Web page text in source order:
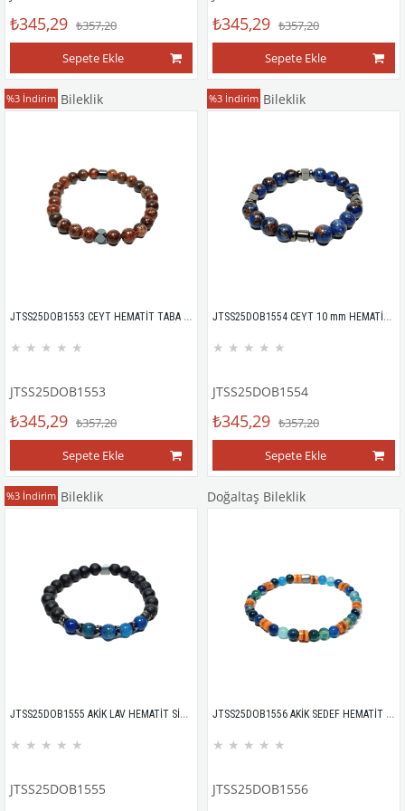
₺345,29 ₺357,20
Sepete Ekle
₺345,29 ₺357,20
Sepete Ekle
Doğaltaş Bileklik
JTSS25DOB1553 CEYT HEMATİT TABA JANTİ DOĞALTAŞ BİLEKLİK
★ ★ ★ ★ ★
JTSS25DOB1553
₺345,29 ₺357,20
Sepete Ekle
%3 İndirim Doğaltaş Bileklik
JTSS25DOB1554 CEYT 10 mm HEMATİT LACİVERT JANTİ DOĞALTAŞ BİLEKLİK
★ ★ ★ ★ ★
JTSS25DOB1554
₺345,29 ₺357,20
Sepete Ekle
%3 İndirim
Doğaltaş Bileklik
JTSS25DOB1555 AKİK LAV HEMATİT SİYAH JANTİ DOĞALTAŞ BİLEKLİK
★ ★ ★ ★ ★
JTSS25DOB1555
%3 İndirim Doğaltaş Bileklik
JTSS25DOB1556 AKİK SEDEF HEMATİT MAVİ JANTİ DOĞALTAŞ BİLEKLİK
★ ★ ★ ★ ★
JTSS25DOB1556